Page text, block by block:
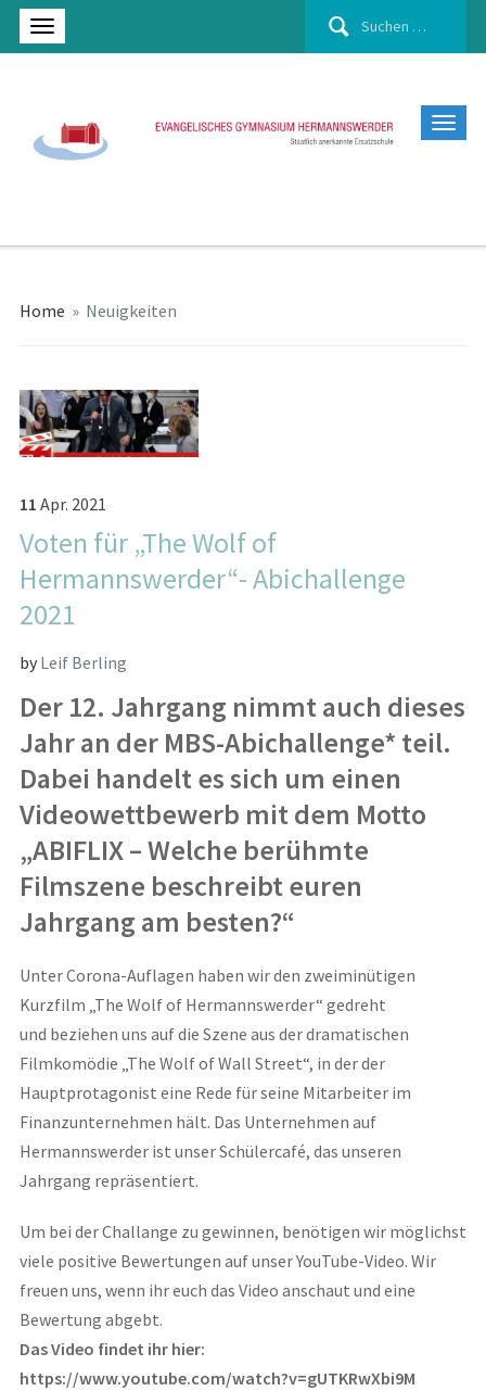
Suchen
Home » Neuigkeiten
11 Apr. 2021
Voten für „The Wolf of
Hermannswerder“- Abichallenge
2021
byLeif Berling
Der 12. Jahrgang nimmt auch dieses
Jahr an der MBS-Abichallenge* teil.
Dabei handelt es sich um einen
Videowettbewerb mit dem Motto
„ABIFLIX – Welche berühmte
Filmszene beschreibt euren
Jahrgang am besten?“
Unter Corona-Auflagen haben wir den zweiminütigen
Kurzfilm „The Wolf of Hermannswerder“ gedreht
und beziehen uns auf die Szene aus der dramatischen
Filmkomödie „The Wolf of Wall Street“, in der der
Hauptprotagonist eine Rede für seine Mitarbeiter im
Finanzunternehmen hält. Das Unternehmen auf
Hermannswerder ist unser Schülercafé, das unseren
Jahrgang repräsentiert.
Um bei der Challange zu gewinnen, benötigen wir möglichst
viele positive Bewertungen auf unser YouTube-Video. Wir
freuen uns, wenn ihr euch das Video anschaut und eine
Bewertung abgebt.
Das Video findet ihr hier:
https://www.youtube.com/watch?v=gUTKRwXbi9M